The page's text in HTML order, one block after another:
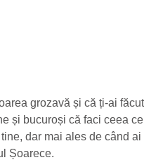
grozavă și că ți-ai
și bucuroși că faci ceea
dar mai ales de când
Șoarece.